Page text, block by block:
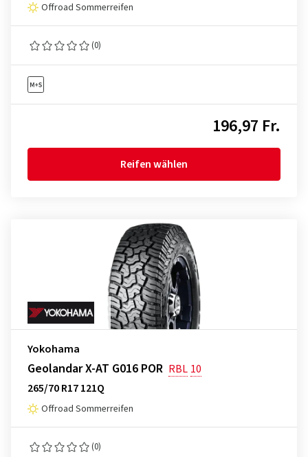
Offroad Sommerreifen
(0)
196,97 Fr.
Reifen wählen
Yokohama
Geolandar X-AT G016 POR RBL 10
265/70 R17 121Q
Offroad Sommerreifen
(0)